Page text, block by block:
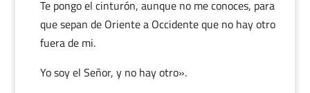
Te pongo el cinturón, aunque no me conoces, para
que sepan de Oriente a Occidente que no hay otro
fuera de mi.
Yo soy el Señor, y no hay otro».